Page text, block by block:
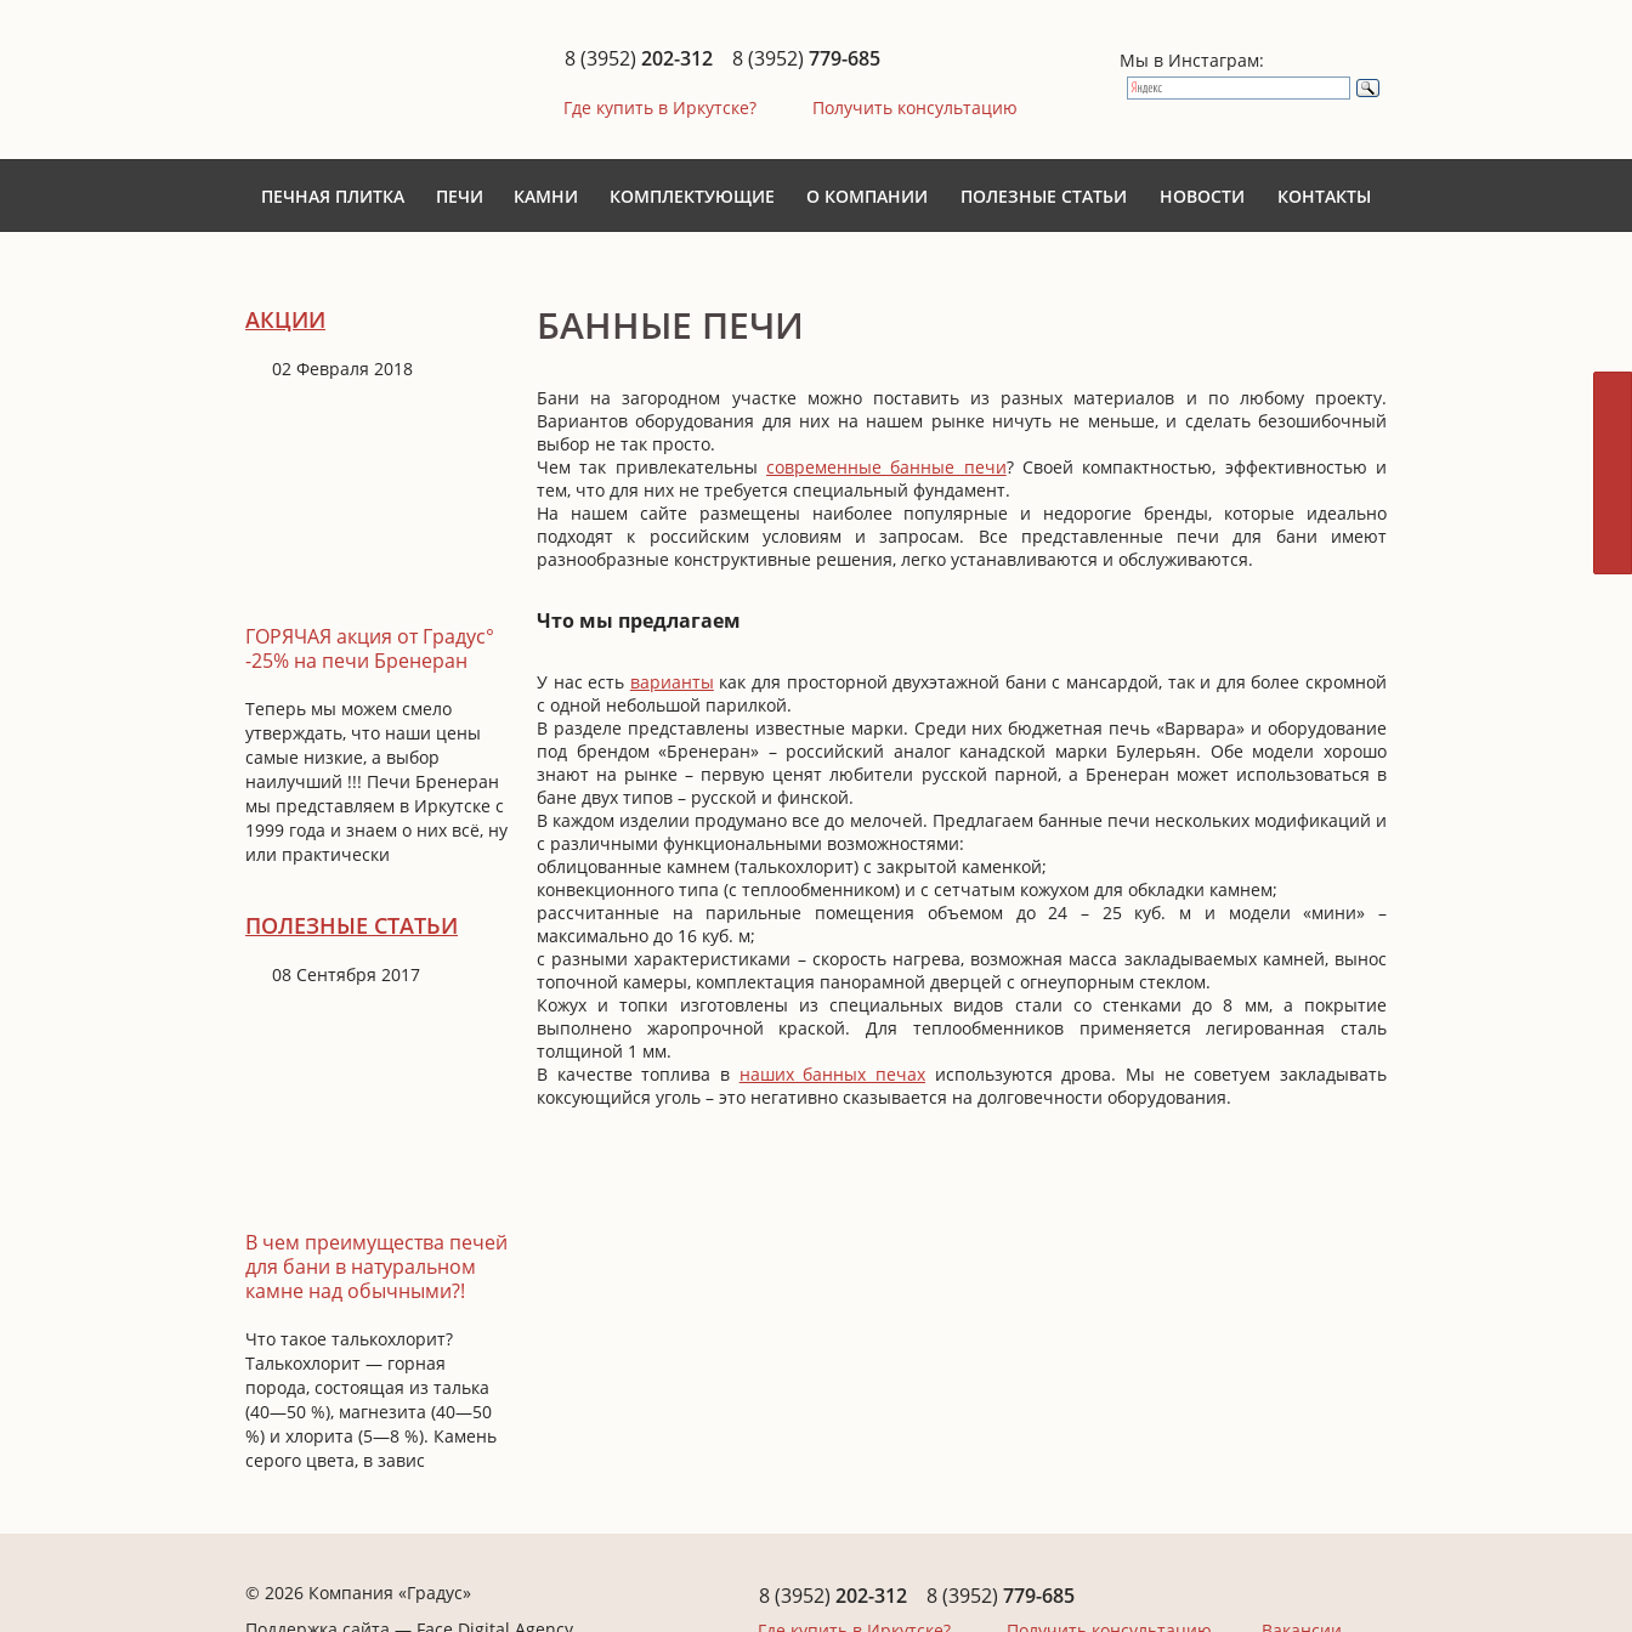
8 (3952) 202-312 8 (3952) 779-685
Где купить в Иркутске? Получить консультацию
Мы в Инстаграм:
ПЕЧНАЯ ПЛИТКА ПЕЧИ КАМНИ КОМПЛЕКТУЮЩИЕ О КОМПАНИИ ПОЛЕЗНЫЕ СТАТЬИ НОВОСТИ КОНТАКТЫ
АКЦИИ
02 Февраля 2018
ГОРЯЧАЯ акция от Градус°
-25% на печи Бренеран
Теперь мы можем смело
утверждать, что наши цены
самые низкие, а выбор
наилучший !!! Печи Бренеран
мы представляем в Иркутске с
1999 года и знаем о них всё, ну
или практически
ПОЛЕЗНЫЕ СТАТЬИ
08 Сентября 2017
В чем преимущества печей
для бани в натуральном
камне над обычными?!
Что такое талькохлорит?
Талькохлорит — горная
порода, состоящая из талька
(40—50 %), магнезита (40—50
%) и хлорита (5—8 %). Камень
серого цвета, в завис
БАННЫЕ ПЕЧИ
Бани на загородном участке можно поставить из разных материалов и по любому проекту.
Вариантов оборудования для них на нашем рынке ничуть не меньше, и сделать безошибочный
выбор не так просто.
Чем так привлекательны современные банные печи? Своей компактностью, эффективностью и
тем, что для них не требуется специальный фундамент.
На нашем сайте размещены наиболее популярные и недорогие бренды, которые идеально
подходят к российским условиям и запросам. Все представленные печи для бани имеют
разнообразные конструктивные решения, легко устанавливаются и обслуживаются.
Что мы предлагаем
У нас есть варианты как для просторной двухэтажной бани с мансардой, так и для более скромной
с одной небольшой парилкой.
В разделе представлены известные марки. Среди них бюджетная печь «Варвара» и оборудование
под брендом «Бренеран» – российский аналог канадской марки Булерьян. Обе модели хорошо
знают на рынке – первую ценят любители русской парной, а Бренеран может использоваться в
бане двух типов – русской и финской.
В каждом изделии продумано все до мелочей. Предлагаем банные печи нескольких модификаций и
с различными функциональными возможностями:
облицованные камнем (талькохлорит) с закрытой каменкой;
конвекционного типа (с теплообменником) и с сетчатым кожухом для обкладки камнем;
рассчитанные на парильные помещения объемом до 24 – 25 куб. м и модели «мини» –
максимально до 16 куб. м;
с разными характеристиками – скорость нагрева, возможная масса закладываемых камней, вынос
топочной камеры, комплектация панорамной дверцей с огнеупорным стеклом.
Кожух и топки изготовлены из специальных видов стали со стенками до 8 мм, а покрытие
выполнено жаропрочной краской. Для теплообменников применяется легированная сталь
толщиной 1 мм.
В качестве топлива в наших банных печах используются дрова. Мы не советуем закладывать
коксующийся уголь – это негативно сказывается на долговечности оборудования.
© 2026 Компания «Градус»
8 (3952) 202-312 8 (3952) 779-685